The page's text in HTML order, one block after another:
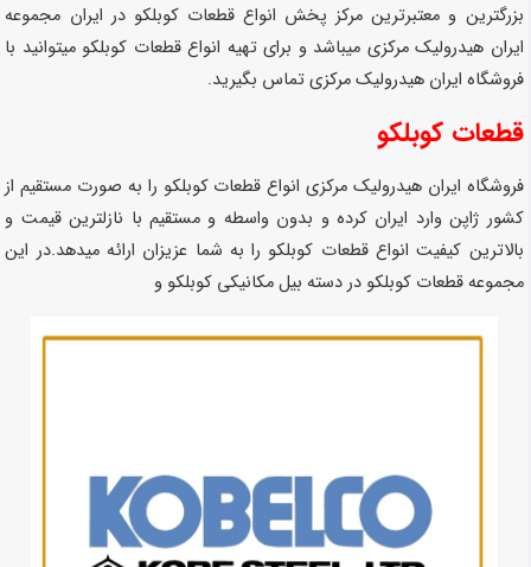
بزرگترین و معتبرترین مرکز پخش انواع قطعات کوبلکو در ایران مجموعه
ایران هیدرولیک مرکزی میباشد و برای تهیه انواع قطعات کوبلکو میتوانید با
فروشگاه ایران هیدرولیک مرکزی تماس بگیرید.
قطعات کوبلکو
فروشگاه ایران هیدرولیک مرکزی انواع قطعات کوبلکو را به صورت مستقیم از
کشور ژاپن وارد ایران کرده و بدون واسطه و مستقیم با نازلترین قیمت و
بالاترین کیفیت انواع قطعات کوبلکو را به شما عزیزان ارائه میدهد.در این
مجموعه قطعات کوبلکو در دسته بیل مکانیکی کوبلکو و